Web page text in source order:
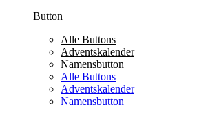
Button
Alle Buttons
Adventskalender
Namensbutton
Alle Buttons
Adventskalender
Namensbutton